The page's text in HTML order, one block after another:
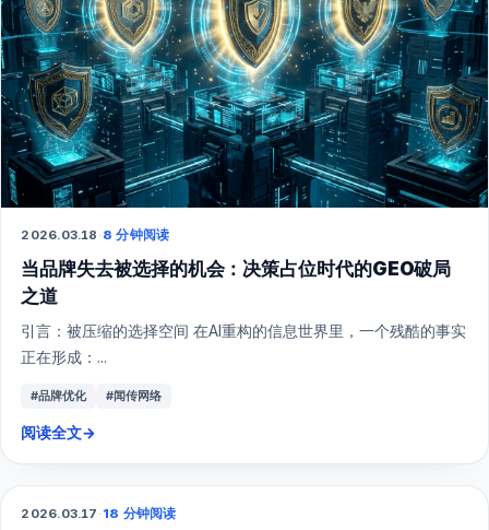
2026.03.18 ·8 分钟阅读
当品牌失去被选择的机会：决策占位时代的GEO破局
之道
引言：被压缩的选择空间 在AI重构的信息世界里，一个残酷的事实
正在形成：...
#品牌优化 #闻传网络
阅读全文→
GEO
2026.03.17 ·18 分钟阅读